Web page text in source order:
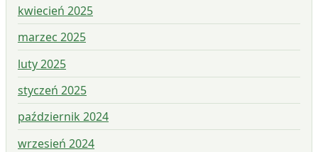
kwiecień 2025
marzec 2025
luty 2025
styczeń 2025
październik 2024
wrzesień 2024